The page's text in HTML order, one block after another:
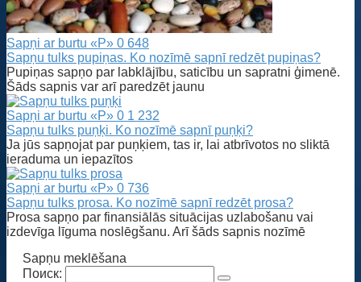
Sapņi ar burtu «P» 0 648
Sapņu tulks pupiņas. Ko nozīmē sapnī redzēt pupiņas?
Pupiņas sapņo par labklājību, saticību un sapratni ģimenē.
Šāds sapnis var arī paredzēt jaunu
Sapņi ar burtu «P» 0 1 232
Sapņu tulks puņķi. Ko nozīmē sapnī puņķi?
Ja jūs sapņojat par puņķiem, tas ir, lai atbrīvotos no sliktā
ieraduma un iepazītos
Sapņi ar burtu «P» 0 736
Sapņu tulks prosa. Ko nozīmē sapnī redzēt prosa?
Prosa sapņo par finansiālās situācijas uzlabošanu vai
izdevīga līguma noslēgšanu. Arī šāds sapnis nozīmē
Sapņu meklēšana
Поиск: